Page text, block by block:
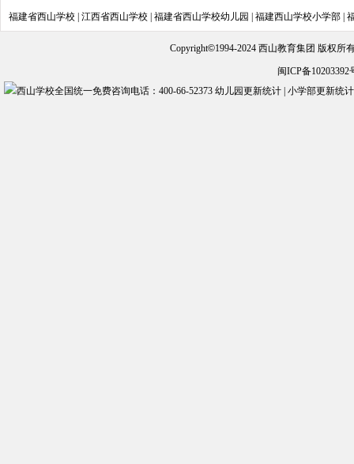
福建省西山学校 江西省西山学校 福建省西山学校幼儿园 福建西山学校小学部
Copyright©1994-2024 西山教育集团 版权所
闽ICP备10203392
幼儿园更新统计| 小学部更新统计